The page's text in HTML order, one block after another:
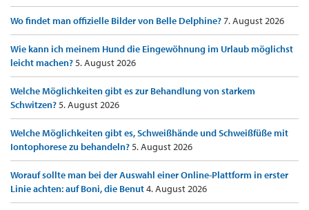
Wo findet man offizielle Bilder von Belle Delphine?7. August 2026
Wie kann ich meinem Hund die Eingewöhnung im Urlaub möglichst
leicht machen?5. August 2026
Welche Möglichkeiten gibt es zur Behandlung von starkem
Schwitzen?5. August 2026
Welche Möglichkeiten gibt es, Schweißhände und Schweißfüße mit
Iontophorese zu behandeln?5. August 2026
Worauf sollte man bei der Auswahl einer Online-Plattform in erster
Linie achten: auf Boni, die Benut4. August 2026